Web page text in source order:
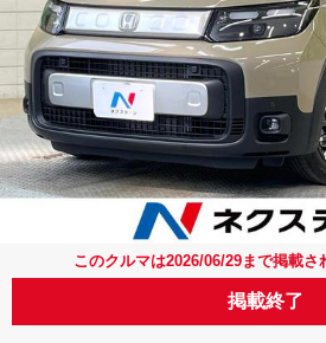
このクルマは2026/06/29まで掲載さ
掲載終了